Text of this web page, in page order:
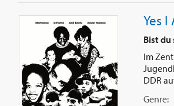
Yes I
Bist du
Im
DDR
Genre: